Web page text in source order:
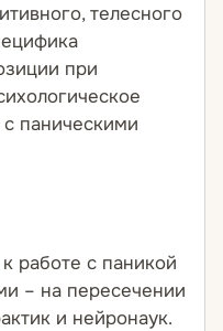
телесного
при
паническими
работе с паникой
– на пересечении
и нейронаук.